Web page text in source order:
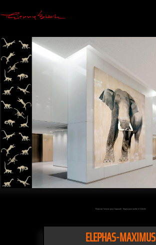
Passez sur l'oeuvre pour l'agrandir - Cliquez pour mettre à l'échelle
ELEPHAS-MAXIMUS